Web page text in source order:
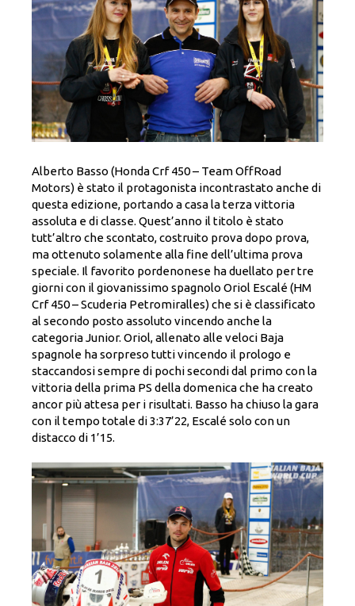
Alberto Basso (Honda Crf 450 – Team OffRoad
Motors) è stato il protagonista incontrastato anche di
questa edizione, portando a casa la terza vittoria
assoluta e di classe. Quest’anno il titolo è stato
tutt’altro che scontato, costruito prova dopo prova,
ma ottenuto solamente alla fine dell’ultima prova
speciale. Il favorito pordenonese ha duellato per tre
giorni con il giovanissimo spagnolo Oriol Escalé (HM
Crf 450 – Scuderia Petromiralles) che si è classificato
al secondo posto assoluto vincendo anche la
categoria Junior. Oriol, allenato alle veloci Baja
spagnole ha sorpreso tutti vincendo il prologo e
staccandosi sempre di pochi secondi dal primo con la
vittoria della prima PS della domenica che ha creato
ancor più attesa per i risultati. Basso ha chiuso la gara
con il tempo totale di 3:37’22, Escalé solo con un
distacco di 1’15.